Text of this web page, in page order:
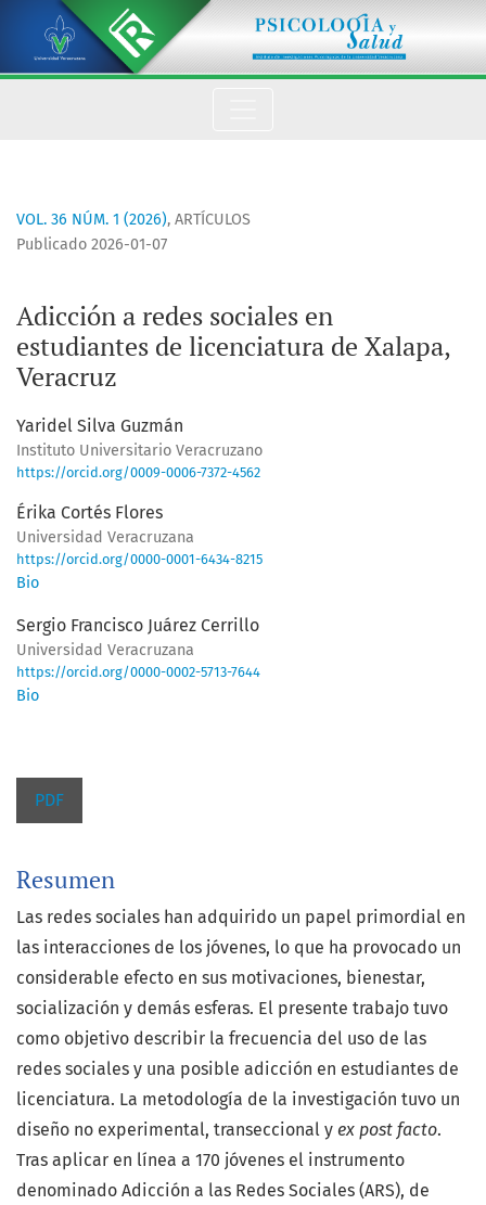
Adicción a redes sociales en estudiantes de licenciatura de
VOL. 36 NÚM. 1 (2026), ARTÍCULOS
Adicción a redes sociales en
estudiantes de licenciatura de Xalapa,
Veracruz
Publicado 2026-01-07
Yaridel Silva Guzmán
Instituto Universitario Veracruzano
https://orcid.org/0009-0006-7372-4562
Érika Cortés Flores
Universidad Veracruzana
https://orcid.org/0000-0001-6434-8215
Bio
Sergio Francisco Juárez Cerrillo
Universidad Veracruzana
https://orcid.org/0000-0002-5713-7644
Bio
PDF
Resumen
Las redes sociales han adquirido un papel primordial en
las interacciones de los jóvenes, lo que ha provocado un
considerable efecto en sus motivaciones, bienestar,
socialización y demás esferas. El presente trabajo tuvo
como objetivo describir la frecuencia del uso de las
redes sociales y una posible adicción en estudiantes de
licenciatura. La metodología de la investigación tuvo un
diseño no experimental, transeccional y ex post facto.
Tras aplicar en línea a 170 jóvenes el instrumento
denominado Adicción a las Redes Sociales (ARS), de